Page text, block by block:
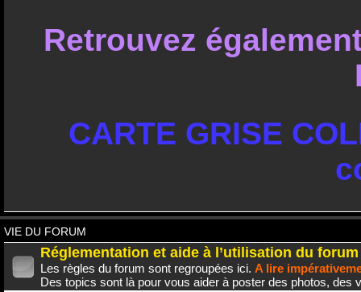
Retrouvez
CARTE GRISE
VIE DU FORUM
Réglementation et aide à l’utilisation du forum
Les règles du forum sont regroupées ici. A lire
Des topics sont là pour vous aider à poster des photos, des